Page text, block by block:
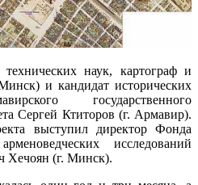
наук, картограф и
и кандидат исторических
государственного
Сергей Ктиторов (г. Армавир).
выступил директор Фонда
исследований
(г. Минск).